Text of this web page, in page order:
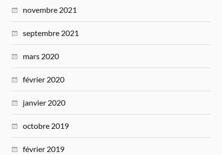
novembre 2021
septembre 2021
mars 2020
février 2020
janvier 2020
octobre 2019
février 2019